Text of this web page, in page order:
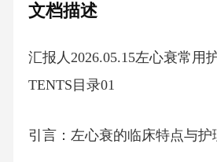
文档描述
汇报人2026.05.15左心衰常用
TENTS目录01
引言：左心衰的临床特点与护